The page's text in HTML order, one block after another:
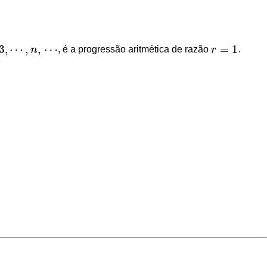
3, ⋯ , n, ⋯
⋯ ,n, ⋯ , é a progressão aritmética de razãor = 1
r= 1 .